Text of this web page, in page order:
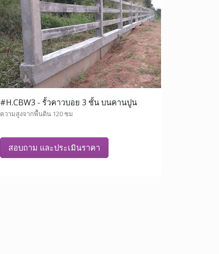
#H.CBW3 - รั้วคาวบอย 3 ชั้น บนคานปูน
ความสูงจากพื้นดิน 120 ซม
สอบถาม และประเมินราคา